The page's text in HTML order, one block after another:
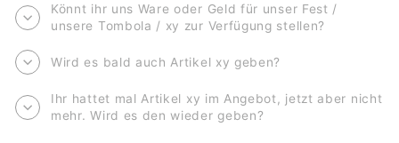
Könnt ihr uns Ware oder Geld für unser Fest /
unsere Tombola / xy zur Verfügung stellen?
Wird es bald auch Artikel xy geben?
Ihr hattet mal Artikel xy im Angebot, jetzt aber nicht
mehr. Wird es den wieder geben?